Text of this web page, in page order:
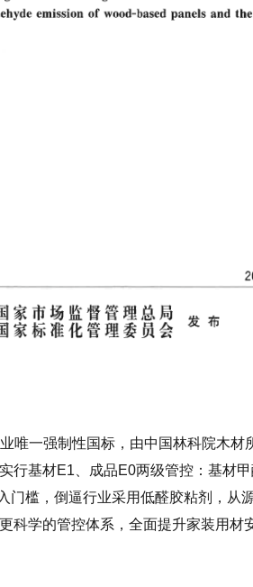
唯一强制性国标，由中国林科院木材
行基材E1、成品E0两级管控：基材
门槛，倒逼行业采用低醛胶粘剂，从
科学的管控体系，全面提升家装用材